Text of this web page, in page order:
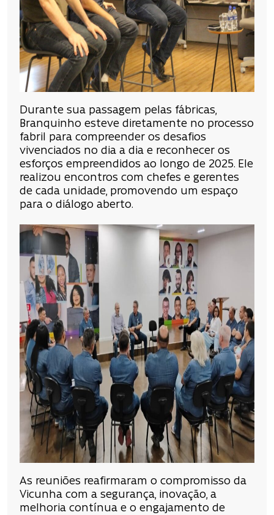
Durante sua passagem pelas fábricas,
Branquinho esteve diretamente no processo
fabril para compreender os desafios
vivenciados no dia a dia e reconhecer os
esforços empreendidos ao longo de 2025. Ele
realizou encontros com chefes e gerentes
de cada unidade, promovendo um espaço
para o diálogo aberto.
As reuniões reafirmaram o compromisso da
Vicunha com a segurança, inovação, a
melhoria contínua e o engajamento de